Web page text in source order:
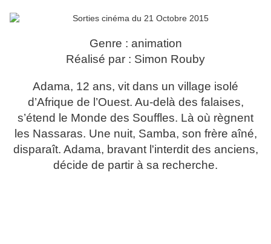
Genre : animation
Réalisé par : Simon Rouby
Adama, 12 ans, vit dans un village isolé
d’Afrique de l’Ouest. Au-delà des falaises,
s’étend le Monde des Souffles. Là où règnent
les Nassaras. Une nuit, Samba, son frère aîné,
disparaît. Adama, bravant l'interdit des anciens,
décide de partir à sa recherche.